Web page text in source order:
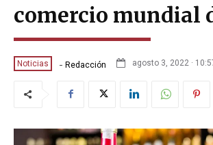
comercio mundial
Noticias - Redacción agosto 3, 2022 ·